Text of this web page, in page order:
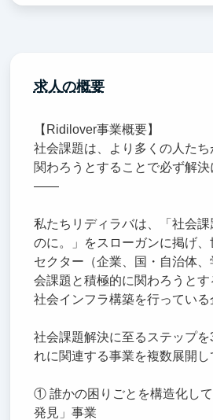
求人の概要
【Ridilover事業概要】
社会課題は、より多くの人たち
関わろうとすることで必ず解決
――
私たちリディラバは、「社会
のに。」をスローガンに掲げ
セクター（企業、国・自治体
会課題と積極的に関わろうと
社会インフラ構築を行っている
社会課題解決に至るステップ
れに関連する事業を複数展開し
① 誰かの困りごとを構造化し
発見」事業